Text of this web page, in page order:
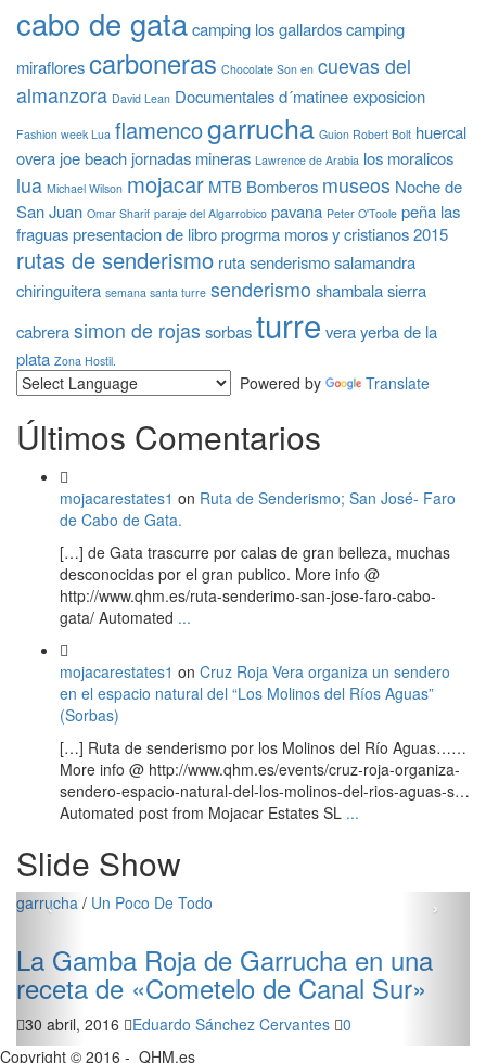
cabo de gatacamping los gallardoscamping
miraflorescarboneras Chocolate Son en cuevas del
almanzora David Lean Documentalesd´matineeexposicion
Fashion week Lua flamencogarrucha Guion Robert Bolt huercal
overa joe beach jornadas mineras Lawrence de Arabia los moralicos
lua Michael Wilson mojacar MTB Bomberos museos Noche de
San Juan Omar Sharif paraje del Algarrobico pavana Peter O'Toole peña las
fraguaspresentacion de libroprogrma moros y cristianos 2015
rutas de senderismo ruta senderismosalamandra
chiringuitera semana santa turre senderismo shambalasierra
cabrerasimon de rojas sorbasturre verayerba de la
plata Zona Hostil.
Powered by Translate
Últimos Comentarios
mojacarestates1 on Ruta de Senderismo; San José- Faro
de Cabo de Gata.
[…] de Gata trascurre por calas de gran belleza, muchas
desconocidas por el gran publico. More info @
http://www.qhm.es/ruta-senderimo-san-jose-faro-cabo-
gata/ Automated ...
mojacarestates1 on Cruz Roja Vera organiza un sendero
en el espacio natural del “Los Molinos del Ríos Aguas”
(Sorbas)
[…] Ruta de senderismo por los Molinos del Río Aguas……
More info @ http://www.qhm.es/events/cruz-roja-organiza-
sendero-espacio-natural-del-los-molinos-del-rios-aguas-s…
Automated post from Mojacar Estates SL ...
Slide Show
garrucha/ Un Poco De Todo
La Gamba Roja de Garrucha en una
receta de «Cometelo de Canal Sur»
30 abril, 2016 Eduardo Sánchez Cervantes 0
‹ ›
Copyright © 2016 - QHM.es